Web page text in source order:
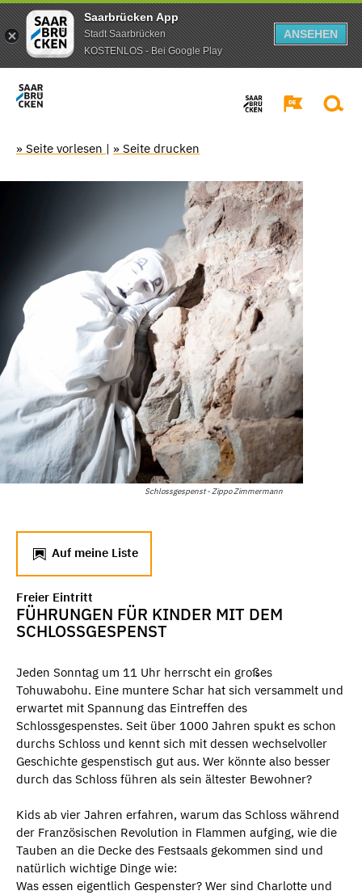
Saarbrücken App
Stadt Saarbrücken
KOSTENLOS - Bei Google Play
ANSEHEN
» Seite vorlesen | » Seite drucken
Schlossgespenst - Zippo Zimmermann
Auf meine Liste
Freier Eintritt
FÜHRUNGEN FÜR KINDER MIT DEM
SCHLOSSGESPENST
Jeden Sonntag um 11 Uhr herrscht ein großes
Tohuwabohu. Eine muntere Schar hat sich versammelt und
erwartet mit Spannung das Eintreffen des
Schlossgespenstes. Seit über 1000 Jahren spukt es schon
durchs Schloss und kennt sich mit dessen wechselvoller
Geschichte gespenstisch gut aus. Wer könnte also besser
durch das Schloss führen als sein ältester Bewohner?
Kids ab vier Jahren erfahren, warum das Schloss während
der Französischen Revolution in Flammen aufging, wie die
Tauben an die Decke des Festsaals gekommen sind und
natürlich wichtige Dinge wie:
Was essen eigentlich Gespenster? Wer sind Charlotte und